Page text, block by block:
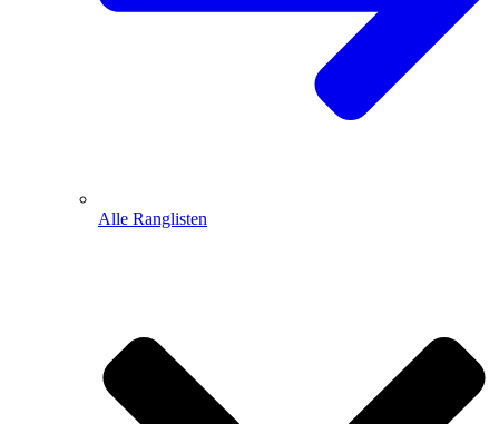
Alle Ranglisten